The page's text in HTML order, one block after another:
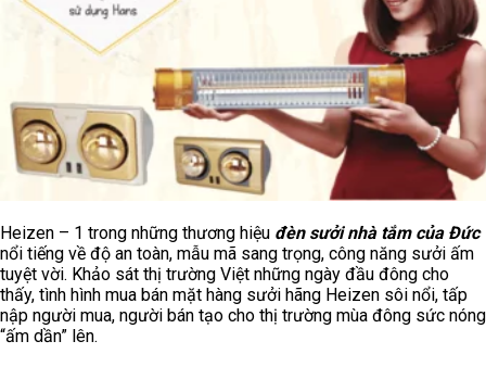
Heizen – 1 trong những thương hiệu đèn sưởi nhà tắm của Đức
nổi tiếng về độ an toàn, mẫu mã sang trọng, công năng sưởi ấm
tuyệt vời. Khảo sát thị trường Việt những ngày đầu đông cho
thấy, tình hình mua bán mặt hàng sưởi hãng Heizen sôi nổi, tấp
nập người mua, người bán tạo cho thị trường mùa đông sức nóng
“ấm dần” lên.